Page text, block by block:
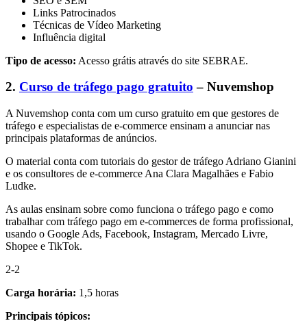
Links Patrocinados
Técnicas de Vídeo Marketing
Influência digital
Tipo de acesso: Acesso grátis através do site SEBRAE.
2. Curso de tráfego pago gratuito – Nuvemshop
A Nuvemshop conta com um curso gratuito em que gestores de
tráfego e especialistas de e-commerce ensinam a anunciar nas
principais plataformas de anúncios.
O material conta com tutoriais do gestor de tráfego Adriano Gianini
e os consultores de e-commerce Ana Clara Magalhães e Fabio
Ludke.
As aulas ensinam sobre como funciona o tráfego pago e como
trabalhar com tráfego pago em e-commerces de forma profissional,
usando o Google Ads, Facebook, Instagram, Mercado Livre,
Shopee e TikTok.
2-2
Carga horária: 1,5 horas
Principais tópicos: